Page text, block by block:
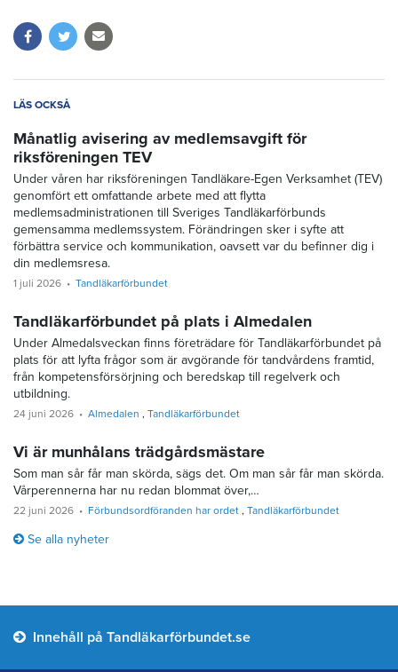
LÄS OCKSÅ
Månatlig avisering av medlemsavgift för
riksföreningen TEV
Under våren har riksföreningen Tandläkare-Egen Verksamhet (TEV)
genomfört ett omfattande arbete med att flytta
medlemsadministrationen till Sveriges Tandläkarförbunds
gemensamma medlemssystem. Förändringen sker i syfte att
förbättra service och kommunikation, oavsett var du befinner dig i
din medlemsresa.
1 juli 2026 Tandläkarförbundet
Tandläkarförbundet på plats i Almedalen
Under Almedalsveckan finns företrädare för Tandläkarförbundet på
plats för att lyfta frågor som är avgörande för tandvårdens framtid,
från kompetensförsörjning och beredskap till regelverk och
utbildning.
24 juni 2026 Almedalen Tandläkarförbundet
Vi är munhålans trädgårdsmästare
Som man sår får man skörda, sägs det. Om man sår får man skörda.
Vårperennerna har nu redan blommat över,…
22 juni 2026 Förbundsordföranden har ordet Tandläkarförbundet
Se alla nyheter
Innehåll på Tandläkarförbundet.se